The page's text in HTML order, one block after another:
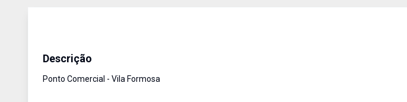
Descrição
Ponto Comercial - Vila Formosa